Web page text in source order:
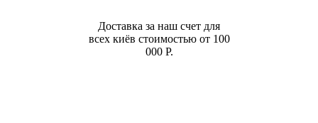
Доставка за наш счет для
всех киёв стоимостью от 100
000 Р.